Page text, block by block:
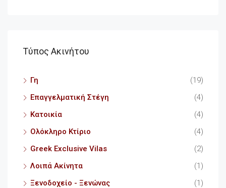
Τύπος Ακινήτου
Γη
(19)
Επαγγελματική Στέγη
(4)
Κατοικία
(4)
Ολόκληρο Κτίριο
(4)
Greek Exclusive Vilas
(2)
Λοιπά Ακίνητα
(1)
Ξενοδοχείο - Ξενώνας
(1)